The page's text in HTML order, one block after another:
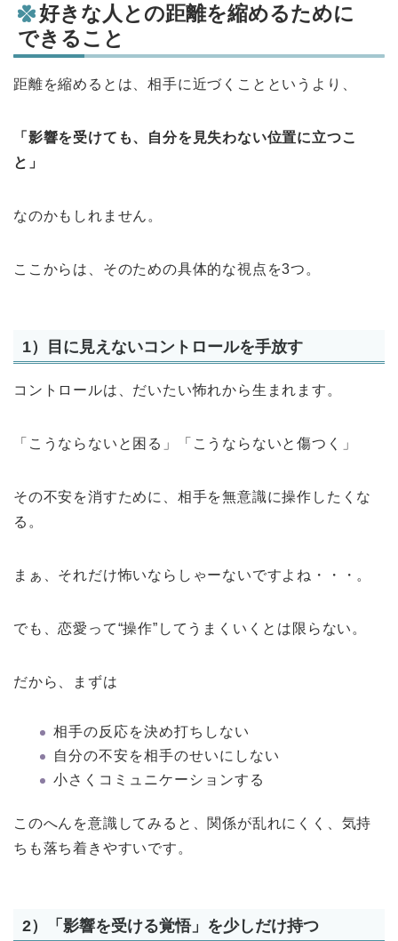
好きな人との距離を縮めるために
できること
距離を縮めるとは、相手に近づくことというより、
「影響を受けても、自分を見失わない位置に立つこ
と」
なのかもしれません。
ここからは、そのための具体的な視点を3つ。
1）目に見えないコントロールを手放す
コントロールは、だいたい怖れから生まれます。
「こうならないと困る」「こうならないと傷つく」
その不安を消すために、相手を無意識に操作したくな
る。
まぁ、それだけ怖いならしゃーないですよね・・・。
でも、恋愛って“操作”してうまくいくとは限らない。
だから、まずは
相手の反応を決め打ちしない
自分の不安を相手のせいにしない
小さくコミュニケーションする
このへんを意識してみると、関係が乱れにくく、気持
ちも落ち着きやすいです。
2）「影響を受ける覚悟」を少しだけ持つ